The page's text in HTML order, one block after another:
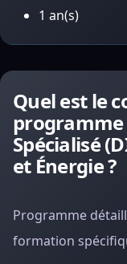
1 an(s)
Quel est le
Spécialisé
et Énergie ?
Programme
formation